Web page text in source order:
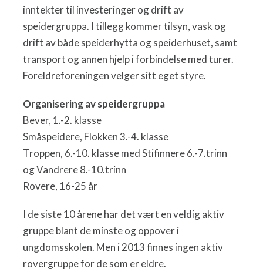
inntekter til investeringer og drift av
speidergruppa. I tillegg kommer tilsyn, vask og
drift av både speiderhytta og speiderhuset, samt
transport og annen hjelp i forbindelse med turer.
Foreldreforeningen velger sitt eget styre.
Organisering av speidergruppa
Bever, 1.-2. klasse
Småspeidere, Flokken 3.-4. klasse
Troppen, 6.-10. klasse med Stifinnere 6.-7.trinn
og Vandrere 8.-10.trinn
Rovere, 16-25 år
I de siste 10 årene har det vært en veldig aktiv
gruppe blant de minste og oppover i
ungdomsskolen. Men i 2013 finnes ingen aktiv
rovergruppe for de som er eldre.